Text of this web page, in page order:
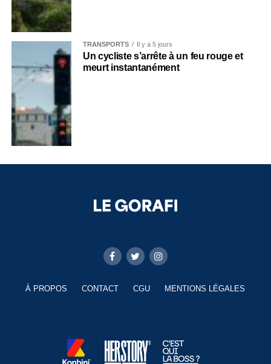
TRANSPORTS Il y a 5 jours
Un cycliste s’arrête à un feu rouge et
meurt instantanément
À PROPOS CONTACT CGU MENTIONS LÉGALES